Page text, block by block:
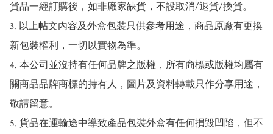
貨品一經訂購後，如非廠家缺貨，不設取消/退貨/換貨。
3. 以上帖文內容及外盒包裝只供參考用途，商品原廠有更換
新包裝權利，一切以實物為準。
4. 本公司並沒持有任何品牌之版權，所有商標或版權均屬有
關商品品牌商標的持有人，圖片及資料轉載只作分享用途，
敬請留意。
5. 貨品在運輸途中導致產品包裝外盒有任何損毀凹陷，但不